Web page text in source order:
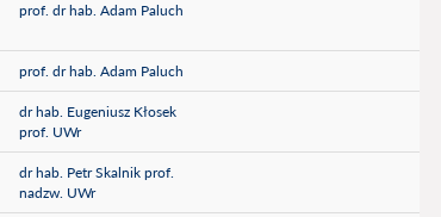
prof. dr hab. Adam Paluch
prof. dr hab. Adam Paluch
dr hab. Eugeniusz Kłosek
prof. UWr
dr hab. Petr Skalnik prof.
nadzw. UWr